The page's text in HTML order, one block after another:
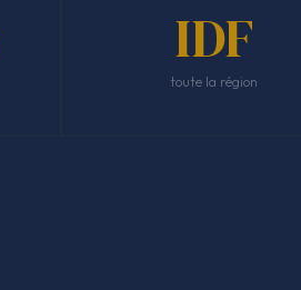
IDF
toute la région